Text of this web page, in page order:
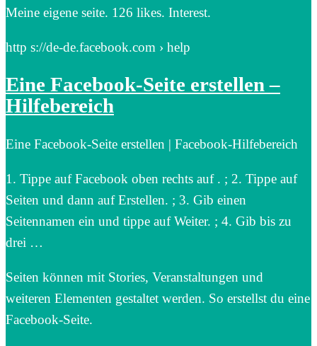
Meine eigene seite. 126 likes. Interest.
http s://de-de.facebook.com › help
Eine Facebook-Seite erstellen –
Hilfebereich
Eine Facebook-Seite erstellen | Facebook-Hilfebereich
1. Tippe auf Facebook oben rechts auf . ; 2. Tippe auf
Seiten und dann auf Erstellen. ; 3. Gib einen
Seitennamen ein und tippe auf Weiter. ; 4. Gib bis zu
drei …
Seiten können mit Stories, Veranstaltungen und
weiteren Elementen gestaltet werden. So erstellst du eine
Facebook-Seite.